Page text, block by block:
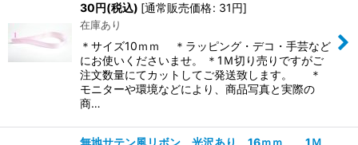
30円(税込) [通常販売価格: 31円]
在庫あり
＊サイズ10ｍｍ ＊ラッピング・デコ・手芸など
にお使いくださいませ。 ＊1Ｍ切り売りですがご
注文数量にてカットしてご発送致します。 ＊
モニターや環境などにより、商品写真と実際の
商…